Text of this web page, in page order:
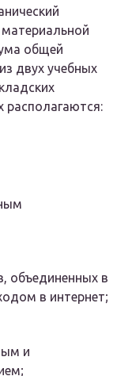
общей
двух учебных
располагаются:
объединенных в
в интернет;
и